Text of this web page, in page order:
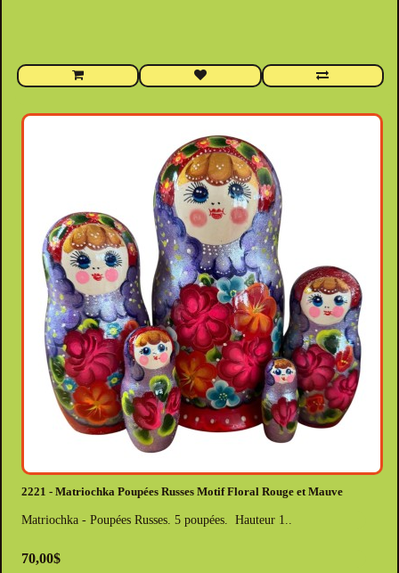
2221 - Matriochka Poupées Russes Motif Floral Rouge et Mauve
Matriochka - Poupées Russes. 5 poupées. Hauteur 1..
70,00$